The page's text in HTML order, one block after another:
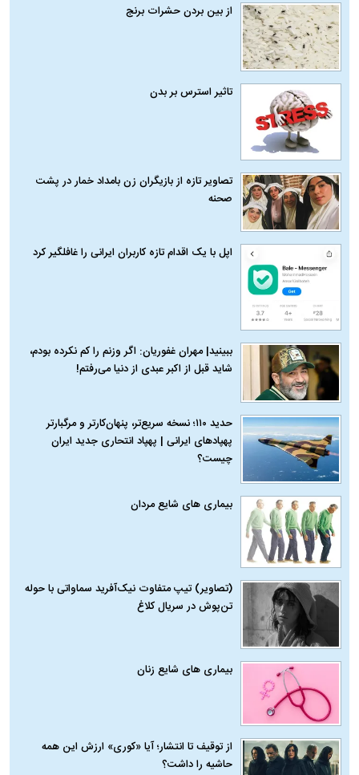
از بین بردن حشرات برنج
تاثیر استرس بر بدن
تصاویر تازه از بازیگران زن بامداد خمار در پشت
صحنه
اپل با یک اقدام تازه کاربران ایرانی را غافلگیر کرد
ببینید| مهران غفوریان: اگر وزنم را کم نکرده بودم،
شاید قبل از اکبر عبدی از دنیا می‌رفتم!
حدید ۱۱۰؛ نسخه سریع‌تر، پنهان‌کارتر و مرگبارتر
پهپادهای ایرانی | پهپاد انتحاری جدید ایران
چیست؟
بیماری‌ های شایع مردان
(تصاویر) تیپ متفاوت نیک‌آفرید سماواتی با حوله
تن‌پوش در سریال کلاغ
بیماری‌ های شایع زنان
از توقیف تا انتشار؛ آیا «کوری» ارزش این همه
حاشیه را داشت؟